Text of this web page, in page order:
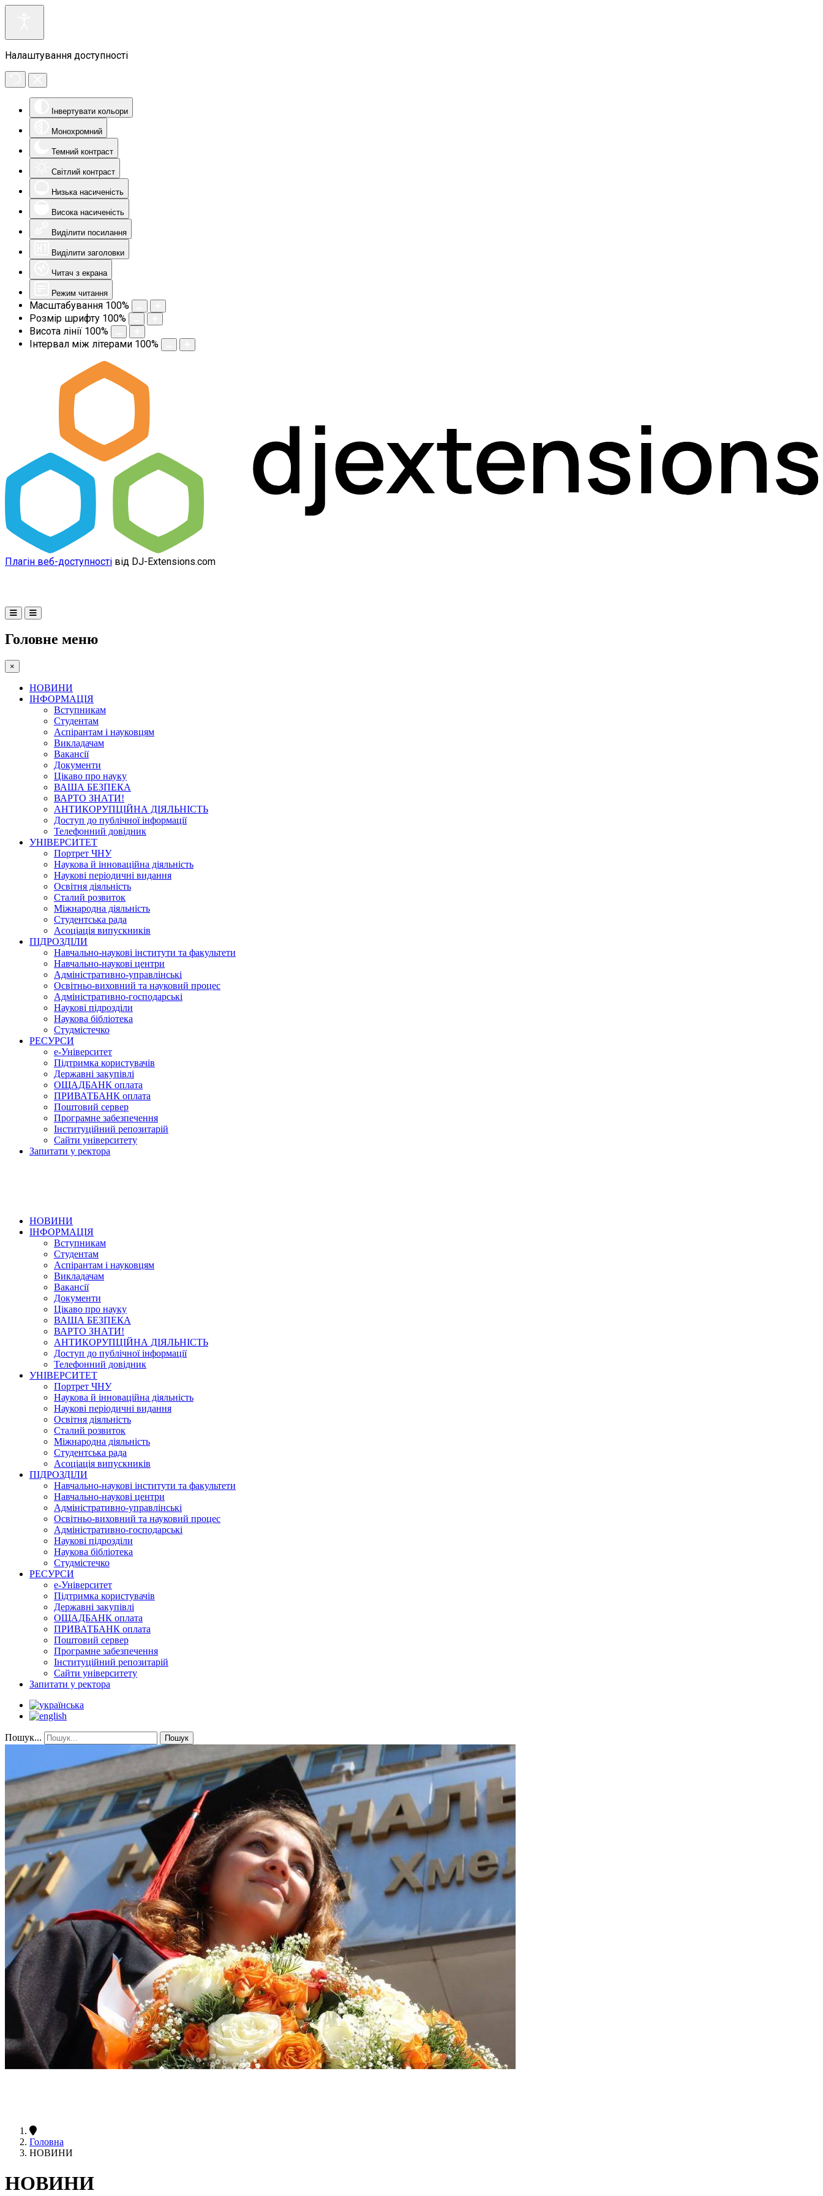
Налаштування доступності
Інвертувати кольори
Монохромний
Темний контраст
Світлий контраст
Низька насиченість
Висока насиченість
Виділити посилання
Виділити заголовки
Читач з екрана
Режим читання
Масштабування 100%
Розмір шрифту 100%
Висота лінії 100%
Інтервал між літерами 100%
Плагін веб-доступності від DJ-Extensions.com
Головне меню
×
НОВИНИ
ІНФОРМАЦІЯ
Вступникам
Студентам
Аспірантам і науковцям
Викладачам
Вакансії
Документи
Цікаво про науку
ВАША БЕЗПЕКА
ВАРТО ЗНАТИ!
АНТИКОРУПЦІЙНА ДІЯЛЬНІСТЬ
Доступ до публічної інформації
Телефонний довідник
УНІВЕРСИТЕТ
Портрет ЧНУ
Наукова й інноваційна діяльність
Наукові періодичні видання
Освітня діяльність
Сталий розвиток
Міжнародна діяльність
Студентська рада
Асоціація випускників
ПІДРОЗДІЛИ
Навчально-наукові інститути та факультети
Навчально-наукові центри
Адміністративно-управлінські
Освітньо-виховний та науковий процес
Адміністративно-господарські
Наукові підрозділи
Наукова бібліотека
Студмістечко
РЕСУРСИ
е-Університет
Підтримка користувачів
Державні закупівлі
ОЩАДБАНК оплата
ПРИВАТБАНК оплата
Поштовий сервер
Програмне забезпечення
Інституційний репозитарій
Сайти університету
Запитати у ректора
НОВИНИ
ІНФОРМАЦІЯ
Вступникам
Студентам
Аспірантам і науковцям
Викладачам
Вакансії
Документи
Цікаво про науку
ВАША БЕЗПЕКА
ВАРТО ЗНАТИ!
АНТИКОРУПЦІЙНА ДІЯЛЬНІСТЬ
Доступ до публічної інформації
Телефонний довідник
УНІВЕРСИТЕТ
Портрет ЧНУ
Наукова й інноваційна діяльність
Наукові періодичні видання
Освітня діяльність
Сталий розвиток
Міжнародна діяльність
Студентська рада
Асоціація випускників
ПІДРОЗДІЛИ
Навчально-наукові інститути та факультети
Навчально-наукові центри
Адміністративно-управлінські
Освітньо-виховний та науковий процес
Адміністративно-господарські
Наукові підрозділи
Наукова бібліотека
Студмістечко
РЕСУРСИ
е-Університет
Підтримка користувачів
Державні закупівлі
ОЩАДБАНК оплата
ПРИВАТБАНК оплата
Поштовий сервер
Програмне забезпечення
Інституційний репозитарій
Сайти університету
Запитати у ректора
Пошук... Пошук
Головна
НОВИНИ
НОВИНИ